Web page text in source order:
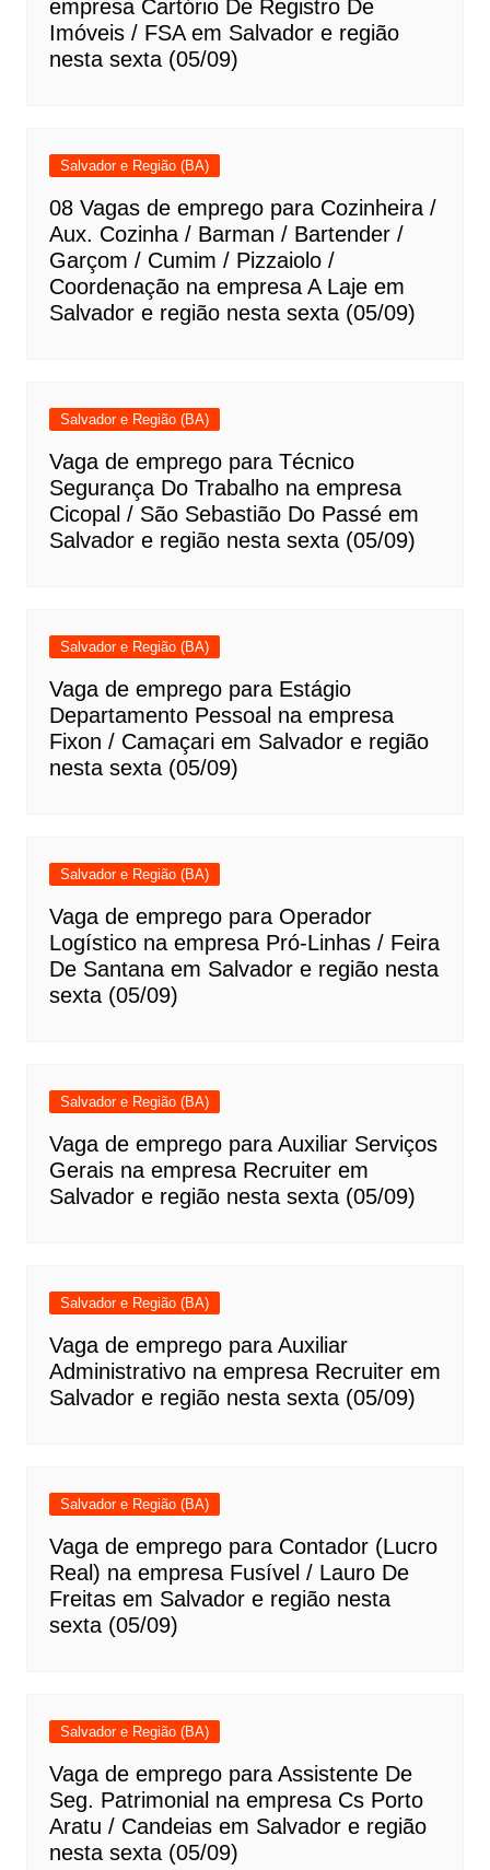
empresa Cartório De Registro De
Imóveis / FSA em Salvador e região
nesta sexta (05/09)
Salvador e Região (BA)
08 Vagas de emprego para Cozinheira /
Aux. Cozinha / Barman / Bartender /
Garçom / Cumim / Pizzaiolo /
Coordenação na empresa A Laje em
Salvador e região nesta sexta (05/09)
Salvador e Região (BA)
Vaga de emprego para Técnico
Segurança Do Trabalho na empresa
Cicopal / São Sebastião Do Passé em
Salvador e região nesta sexta (05/09)
Salvador e Região (BA)
Vaga de emprego para Estágio
Departamento Pessoal na empresa
Fixon / Camaçari em Salvador e região
nesta sexta (05/09)
Salvador e Região (BA)
Vaga de emprego para Operador
Logístico na empresa Pró-Linhas / Feira
De Santana em Salvador e região nesta
sexta (05/09)
Salvador e Região (BA)
Vaga de emprego para Auxiliar Serviços
Gerais na empresa Recruiter em
Salvador e região nesta sexta (05/09)
Salvador e Região (BA)
Vaga de emprego para Auxiliar
Administrativo na empresa Recruiter em
Salvador e região nesta sexta (05/09)
Salvador e Região (BA)
Vaga de emprego para Contador (Lucro
Real) na empresa Fusível / Lauro De
Freitas em Salvador e região nesta
sexta (05/09)
Salvador e Região (BA)
Vaga de emprego para Assistente De
Seg. Patrimonial na empresa Cs Porto
Aratu / Candeias em Salvador e região
nesta sexta (05/09)